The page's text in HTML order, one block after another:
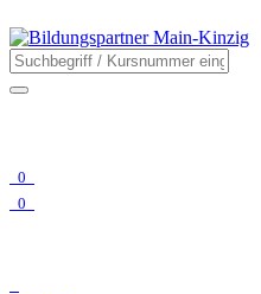
0
0